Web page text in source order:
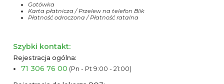
Gotówka
Karta płatnicza / Przelew na telefon Blik
Płatność odroczona / Płatność ratalna
Szybki kontakt:
Rejestracja ogólna:
71 306 76 00 (Pn - Pt 9:00 - 21:00)